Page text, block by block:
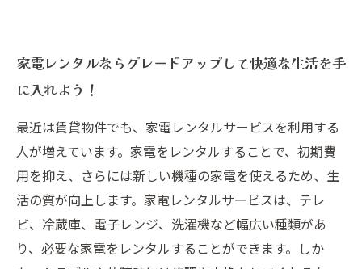
家電レンタルならグレードアップして快適な生活を手
に入れよう！
最近は賃貸物件でも、家電レンタルサービスを利用する
人が増えています。家電をレンタルすることで、初期費
用を抑え、さらには新しい機種の家電を使えるため、生
活の質が向上します。家電レンタルサービスは、テレ
ビ、冷蔵庫、電子レンジ、洗濯機など幅広い種類があ
り、必要な家電をレンタルすることができます。しか